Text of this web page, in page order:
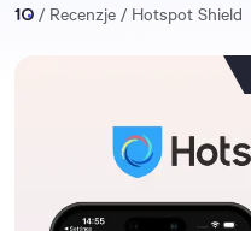
Recenzje Hotspot Shield